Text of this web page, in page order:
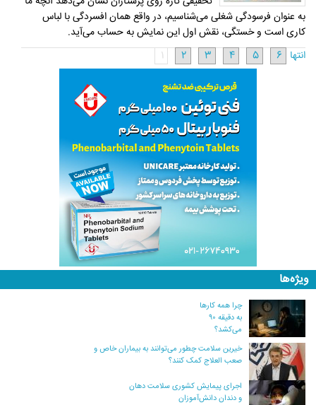
به‌ عنوان فرسودگی شغلی می‌شناسیم، در واقع همان افسردگی با لباس
کاری است و خستگی، نقش اول این نمایش به حساب می‌آید.
انتها
1 2 3 4 5 6
ویژه‌ها
چرا همه کارها
به دقیقه ۹۰
می‌کشد؟
خیرین سلامت چطور می‌توانند به بیماران خاص و
صعب العلاج کمک کنند؟
اجرای پیمایش کشوری سلامت دهان
و دندان دانش‌آموزان